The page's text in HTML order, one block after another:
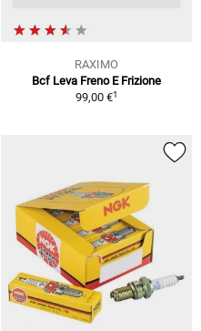
RAXIMO
Bcf Leva Freno E Frizione
99,00 €1